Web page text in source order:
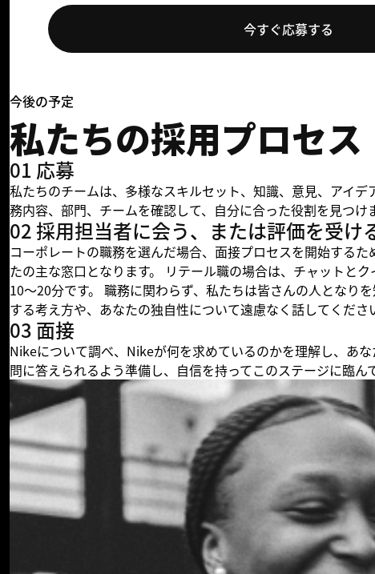
今すぐ応募する
今後の予定
私たちの採用プロセス
01 応募
私たちのチームは、多様なスキルセット、知識、意見、アイ
務内容、部門、チームを確認して、自分に合った役割を見つけ
02 採用担当者に会う、または評価を受け
コーポレートの職務を選んだ場合、面接プロセスを開始する
たの主な窓口となります。 リテール職の場合は、チャットと
10～20分です。 職務に関わらず、私たちは皆さんの人となり
する考え方や、あなたの独自性について遠慮なく話してくださ
03 面接
Nikeについて調べ、Nikeが何を求めているのかを理解し、あ
問に答えられるよう準備し、自信を持ってこのステージに臨ん